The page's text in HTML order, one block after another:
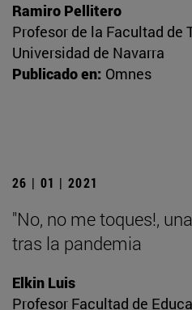
Ramiro Pellitero
Profesor de la Facultad de
Universidad de Navarra
Publicado en: Omnes
26 | 01 | 2021
"No, no me toques!,
tras la pandemia
Elkin Luis
Profesor Facultad de